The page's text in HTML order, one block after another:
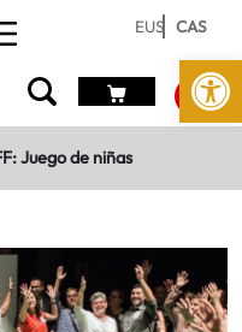
Abrir
EUS CAS
Juego de niñas